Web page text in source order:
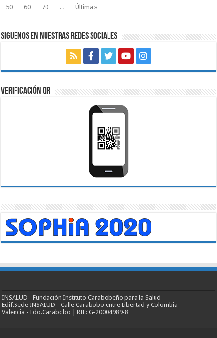
50
60 70 ... Última »
SIGUENOS EN NUESTRAS REDES SOCIALES
VERIFICACIÓN QR
INSALUD - Fundación Instituto Carabobeño para la Salud
Edif.Sede INSALUD - Calle Carabobo entre Libertad y Colombia
Valencia - Edo.Carabobo | RIF: G-20004989-8